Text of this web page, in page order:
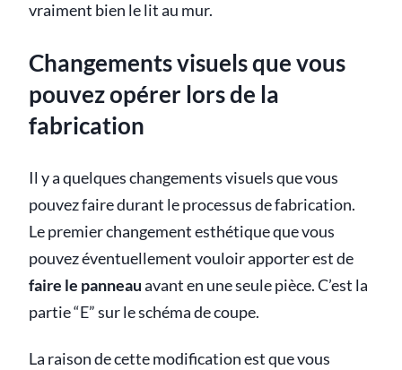
vraiment bien le lit au mur.
Changements visuels que vous
pouvez opérer lors de la
fabrication
Il y a quelques changements visuels que vous
pouvez faire durant le processus de fabrication.
Le premier changement esthétique que vous
pouvez éventuellement vouloir apporter est de
faire le panneauavant en une seule pièce. C’est la
partie “E” sur le schéma de coupe.
La raison de cette modification est que vous